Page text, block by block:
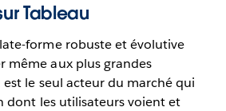
Tableau
forme robuste et évolutive
même aux plus grandes
est le seul acteur du marché qui
dont les utilisateurs voient et